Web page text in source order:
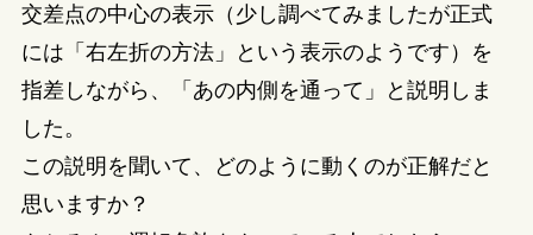
交差点の中心の表示（少し調べてみましたが正式
には「右左折の方法」という表示のようです）を
指差しながら、「あの内側を通って」と説明しま
した。
この説明を聞いて、どのように動くのが正解だと
思いますか？